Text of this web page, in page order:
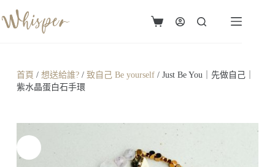
首頁 / 想送給誰?/ 致自己 Be yourself/ Just Be You｜先做自己｜
紫水晶蛋白石手環